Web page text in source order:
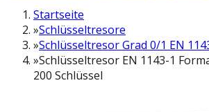
Startseite
»Schlüsseltresore
»Schlüsseltresor Grad 0/1 EN
»Schlüsseltresor EN 1143-1
200 Schlüssel